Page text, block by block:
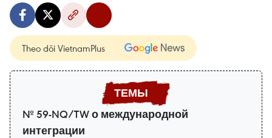
Theo dõi VietnamPlus
№ 59-NQ/TW о международной
интеграции